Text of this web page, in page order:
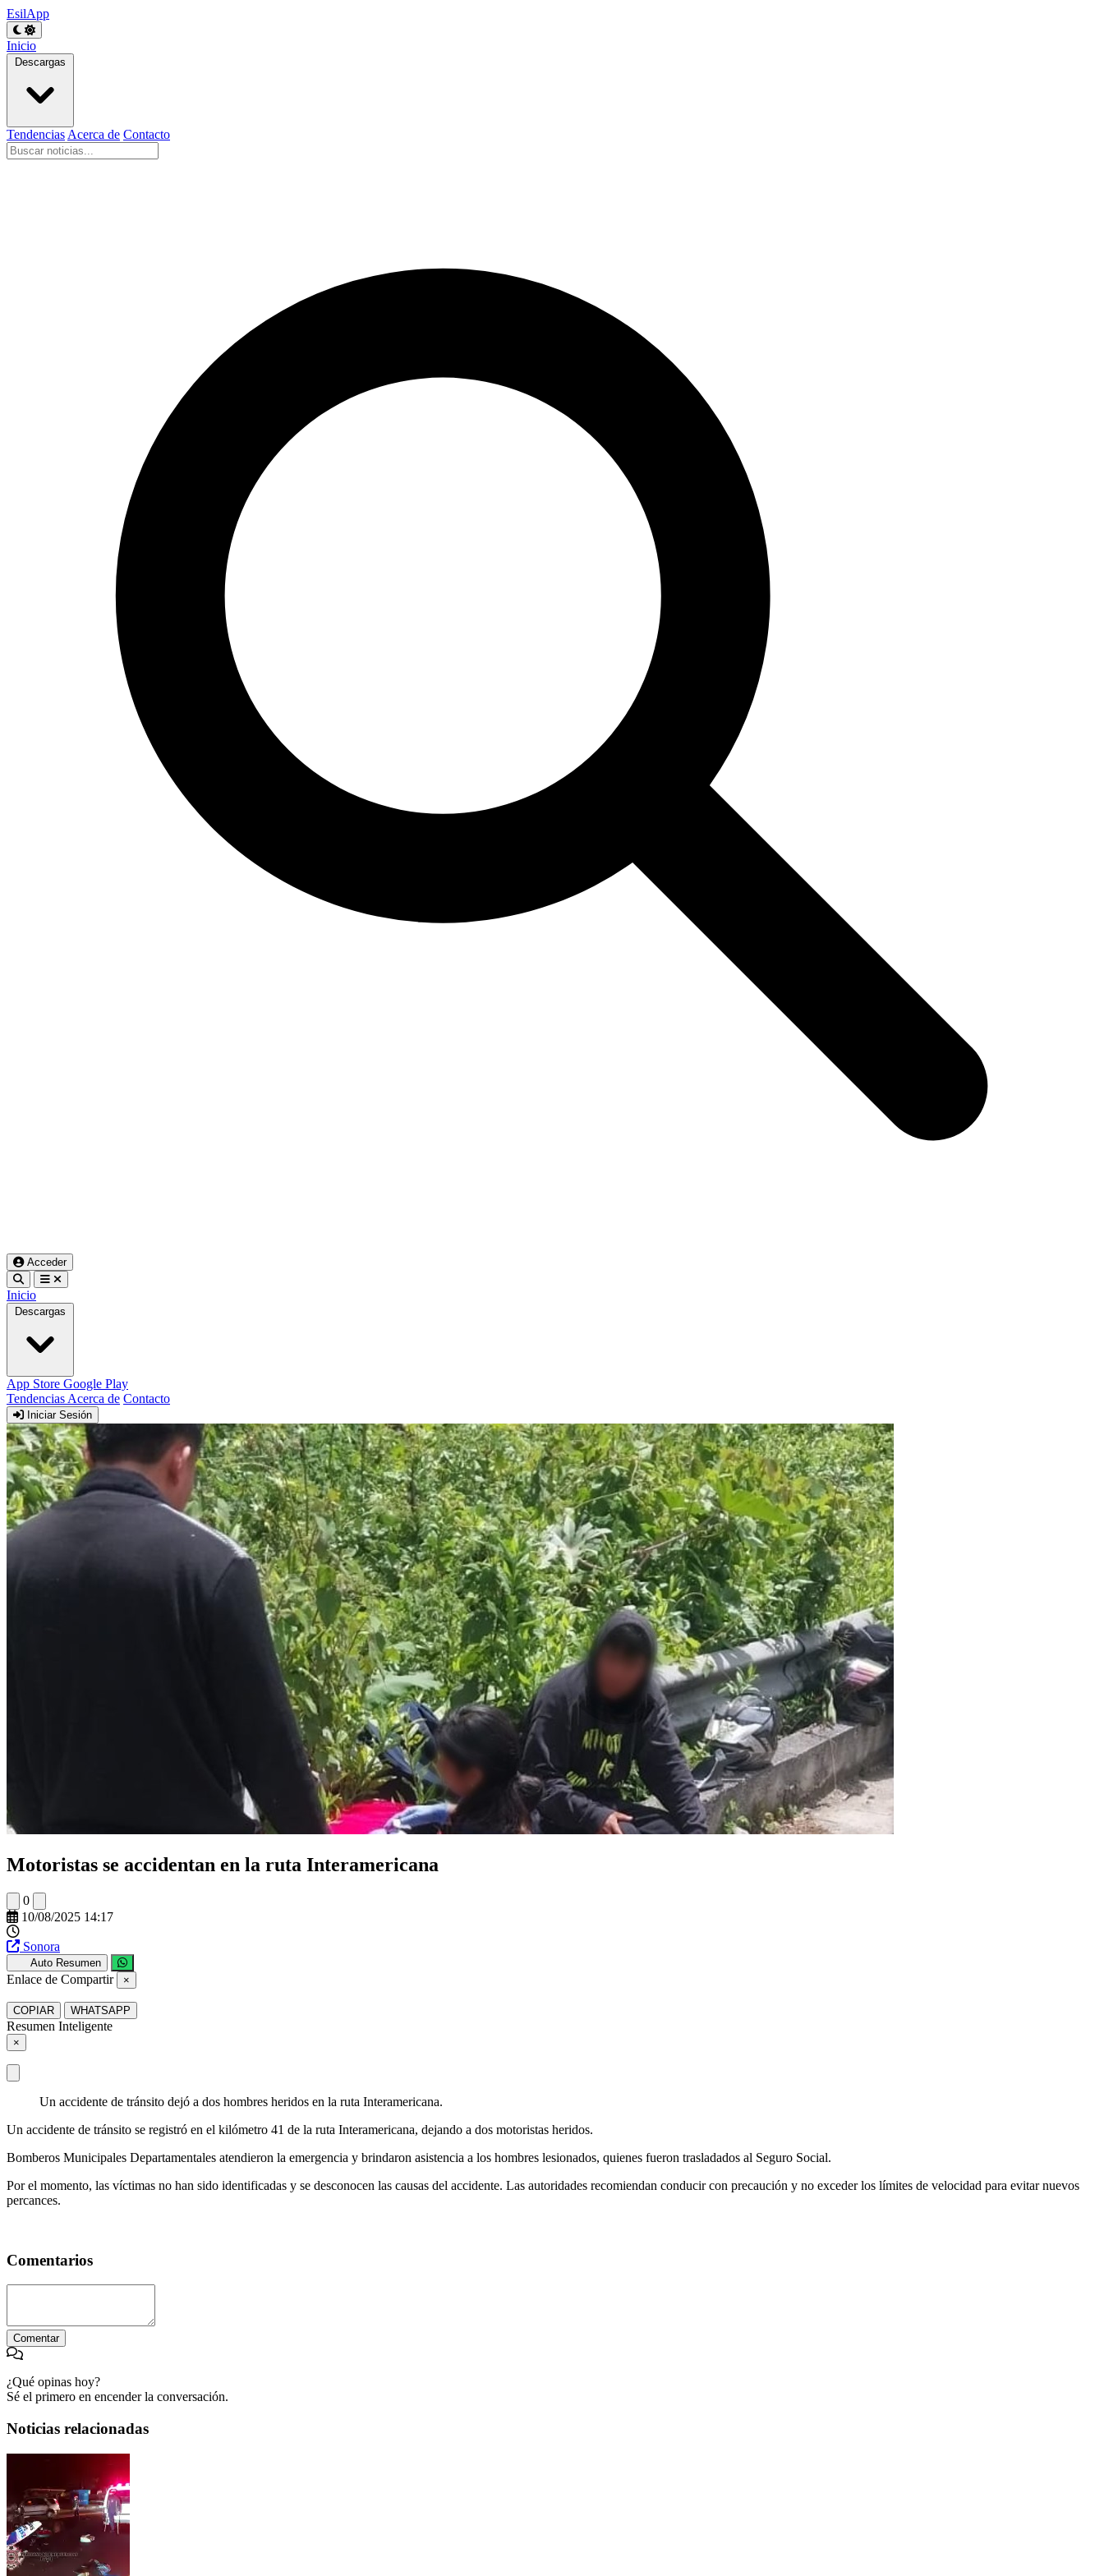
EsilApp
Inicio
Descargas
Tendencias Acerca de Contacto
Acceder
Inicio
Descargas
App Store Google Play
Tendencias Acerca de Contacto
Iniciar Sesión
Motoristas se accidentan en la ruta Interamericana
0
10/08/2025 14:17
Sonora
Auto Resumen
Enlace de Compartir ×
COPIAR WHATSAPP
Resumen Inteligente
×
Un accidente de tránsito dejó a dos hombres heridos en la ruta Interamericana.
Un accidente de tránsito se registró en el kilómetro 41 de la ruta Interamericana, dejando a dos motoristas heridos.
Bomberos Municipales Departamentales atendieron la emergencia y brindaron asistencia a los hombres lesionados, quienes fueron trasladados al Seguro Social.
Por el momento, las víctimas no han sido identificadas y se desconocen las causas del accidente. Las autoridades recomiendan conducir con precaución y no exceder los límites de velocidad para evitar nuevos
percances.
Comentarios
Comentar
¿Qué opinas hoy?
Sé el primero en encender la conversación.
Noticias relacionadas